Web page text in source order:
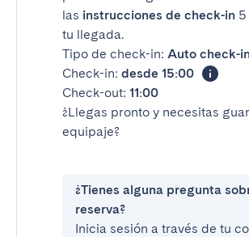
las instrucciones de check-in
tu llegada.
Tipo de check-in: Auto check-in
Check-in: desde 15:00
Check-out: 11:00
¿Llegas pronto y necesitas
equipaje?
¿Tienes alguna pregunta
reserva?
Inicia sesión a través de tu